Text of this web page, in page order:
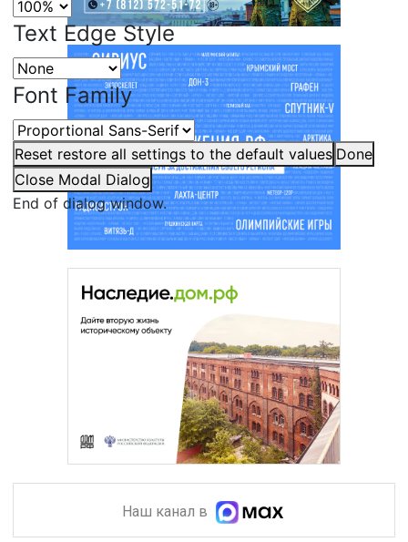
Text Edge Style
Font Family
Reset restore all settings to the default values Done
Close Modal Dialog
End of dialog window.
Наш канал в